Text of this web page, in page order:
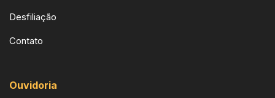
Desfiliação
Contato
Ouvidoria